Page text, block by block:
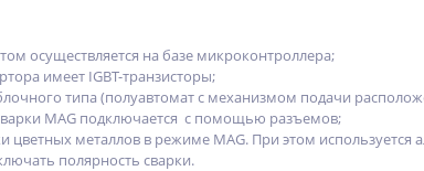
осуществляется на базе микроконтроллера;
имеет IGBT-транзисторы;
типа (полуавтомат с механизмом подачи
MAG подключается с помощью разъемов;
цветных металлов в режиме MAG. При этом используется
полярность сварки.